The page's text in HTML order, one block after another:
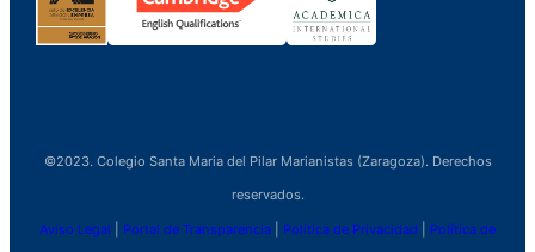
©2023. Colegio Santa Maria del Pilar Marianistas (Zaragoza). Derechos
reservados.
Aviso Legal Portal de Transparencia Política de Privacidad Política de